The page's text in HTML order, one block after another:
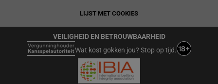
LIJST MET COOKIES
VEILIGHEID EN BETROUWBAARHEID
Wat kost gokken jou? Stop op tijd.